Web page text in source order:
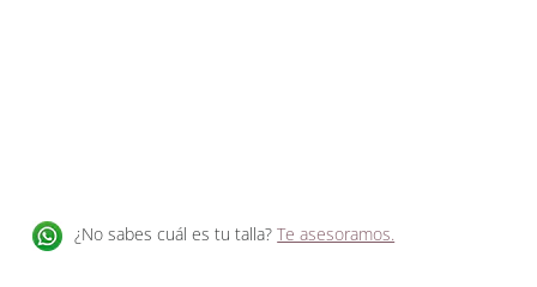
¿No sabes cuál es tu talla?Te asesoramos.